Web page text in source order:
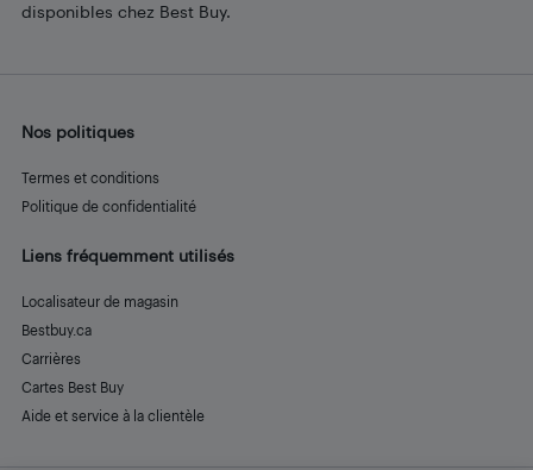
disponibles chez Best Buy.
Nos politiques
Termes et conditions
Politique de confidentialité
Liens fréquemment utilisés
Localisateur de magasin
Bestbuy.ca
Carrières
Cartes Best Buy
Aide et service à la clientèle